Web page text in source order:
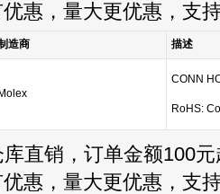
惠，量大更优惠，支
造商 描述
Molex
CONN
RoHS:
直销，订单金额100元
惠，量大更优惠，支